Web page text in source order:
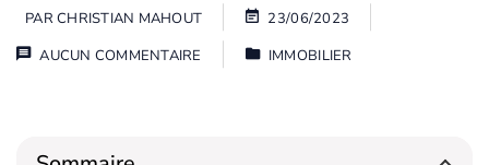
PARCHRISTIAN MAHOUT
23/06/2023
AUCUN COMMENTAIRE
IMMOBILIER